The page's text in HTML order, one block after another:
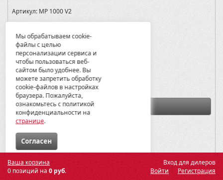
Ваша корзина
Вход для дилеров
0 позиций на 0 руб. Войти Регистрация
Артикул: MP 1000 V2
Вес:41.74
Модели:
BruteForce KVF 750 2006-09
35685
Мск -Много
Отвал для снега с универсальной площадкой (красный)
Мы обрабатываем cookie-
файлы с целью
персонализации сервиса и
чтобы пользоваться веб-
сайтом было удобнее. Вы
можете запретить обработку
cookie-файлов в настройках
браузера. Пожалуйста,
ознакомьтесь с политикой
конфиденциальности на
странице.
Cогласен